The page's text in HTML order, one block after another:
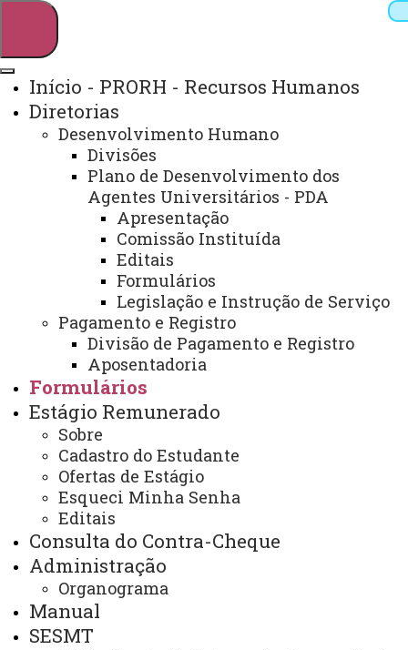
Webmail Sistemas
Telefones
Arquivo Virtual
Campus
Início - PRORH - Recursos Humanos
Diretorias
Desenvolvimento Humano
Divisões
Plano de Desenvolvimento dos
Agentes Universitários - PDA
Apresentação
Comissão Instituída
Editais
Formulários
Legislação e Instrução de Serviço
Pagamento e Registro
Divisão de Pagamento e Registro
Aposentadoria
Formulários
Estágio Remunerado
Sobre
Cadastro do Estudante
Ofertas de Estágio
Esqueci Minha Senha
Editais
Consulta do Contra-Cheque
Administração
Organograma
Manual
SESMT
Início
Estágio
Remunerado
Legislação
Estadual
Manual
Título
Formulário para quem não possui Bens e Valores
Formulário Requerimento de Férias
Formulários
GAS - Gratificação de Atividade de Saúde
Horas de Estudo – Agentes
Justificativa Cartão Ponto